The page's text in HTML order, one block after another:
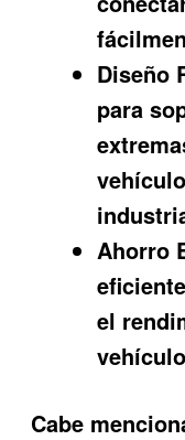
Diseño
para
Ahorro
el
Cabe